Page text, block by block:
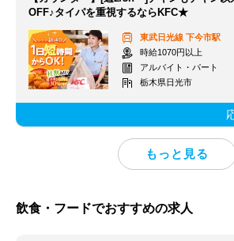
OFF♪タイパを重視するならKFC★
東武日光線 下今市駅
時給1070円以上
アルバイト・パート
栃木県日光市
飲食・フードでおすすめの求人